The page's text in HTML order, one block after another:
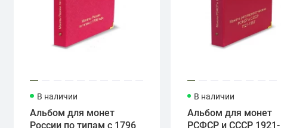
В наличии
Альбом для монет
России по типам с 1796
В наличии
Альбом для монет
РСФСР и СССР 1921-